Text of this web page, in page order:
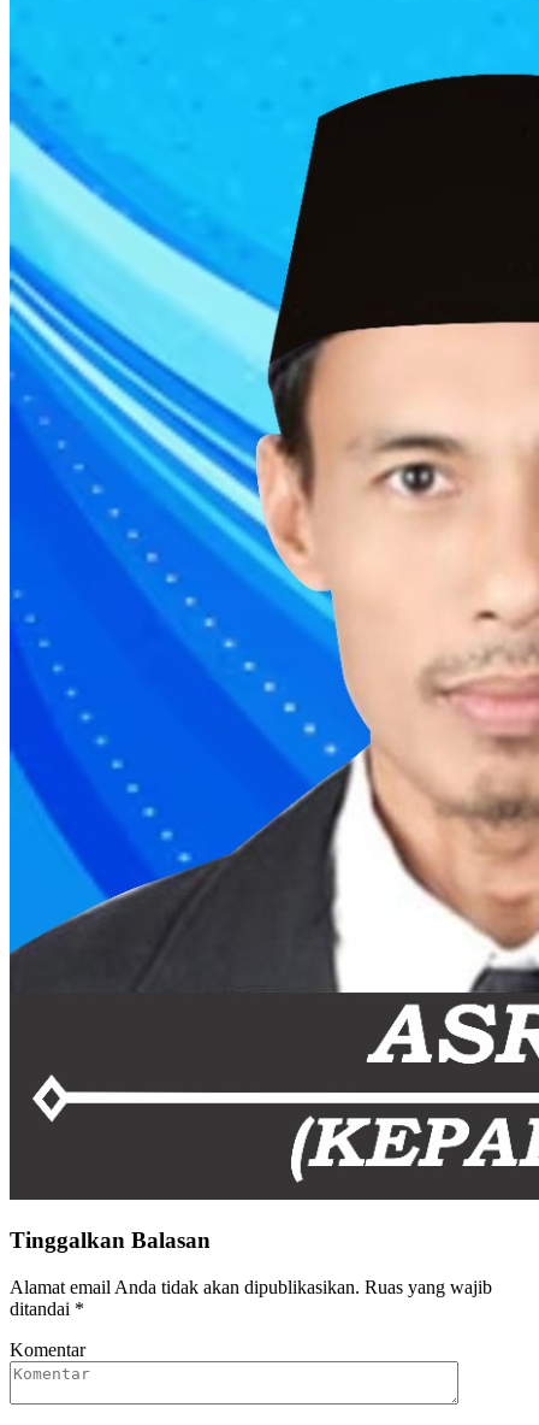
Tinggalkan Balasan
Alamat email Anda tidak akan dipublikasikan. Ruas yang wajib
ditandai *
Komentar